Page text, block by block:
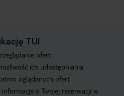
TUI
ofert
ich udostępniania
oglądanych ofert
o Twojej rezerwacji w